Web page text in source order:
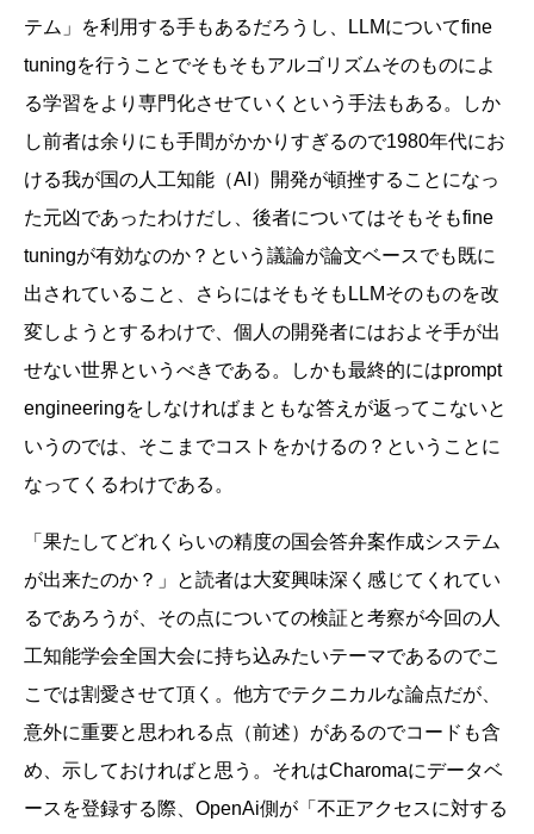
テム」を利用する手もあるだろうし、LLMについてfine
tuningを行うことでそもそもアルゴリズムそのものによ
る学習をより専門化させていくという手法もある。しか
し前者は余りにも手間がかかりすぎるので1980年代にお
ける我が国の人工知能（AI）開発が頓挫することになっ
た元凶であったわけだし、後者についてはそもそもfine
tuningが有効なのか？という議論が論文ベースでも既に
出されていること、さらにはそもそもLLMそのものを改
変しようとするわけで、個人の開発者にはおよそ手が出
せない世界というべきである。しかも最終的にはprompt
engineeringをしなければまともな答えが返ってこないと
いうのでは、そこまでコストをかけるの？ということに
なってくるわけである。
「果たしてどれくらいの精度の国会答弁案作成システム
が出来たのか？」と読者は大変興味深く感じてくれてい
るであろうが、その点についての検証と考察が今回の人
工知能学会全国大会に持ち込みたいテーマであるのでこ
こでは割愛させて頂く。他方でテクニカルな論点だが、
意外に重要と思われる点（前述）があるのでコードも含
め、示しておければと思う。それはCharomaにデータベ
ースを登録する際、OpenAi側が「不正アクセスに対する